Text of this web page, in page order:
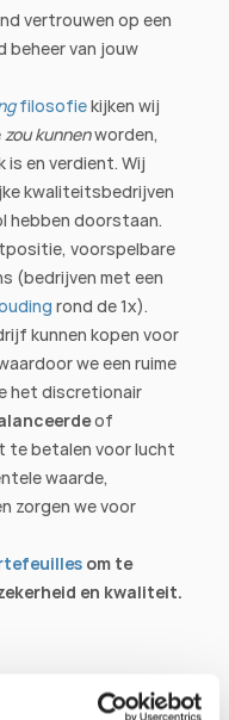
vertrouwen op een
beheer van jouw
filosofie kijken wij
zou kunnen worden,
en verdient. Wij
kwaliteitsbedrijven
hebben doorstaan.
voorspelbare
(bedrijven met een
rond de 1x).
kunnen kopen voor
het discretionair
te betalen voor lucht
waarde,
zorgen we voor
om te
en kwaliteit.